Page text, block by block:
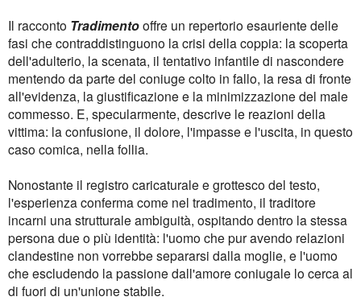
Il racconto Tradimentooffre un repertorio esauriente delle
fasi che contraddistinguono la crisi della coppia: la scoperta
dell'adulterio, la scenata, il tentativo infantile di nascondere
mentendo da parte del coniuge colto in fallo, la resa di fronte
all'evidenza, la giustificazione e la minimizzazione del male
commesso. E, specularmente, descrive le reazioni della
vittima: la confusione, il dolore, l'impasse e l'uscita, in questo
caso comica, nella follia.
Nonostante il registro caricaturale e grottesco del testo,
l'esperienza conferma come nel tradimento, il traditore
incarni una strutturale ambiguità, ospitando dentro la stessa
persona due o più identità: l'uomo che pur avendo relazioni
clandestine non vorrebbe separarsi dalla moglie, e l'uomo
che escludendo la passione dall'amore coniugale lo cerca al
di fuori di un'unione stabile.